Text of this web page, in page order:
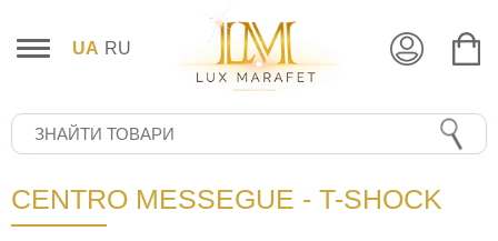
UA RU
CENTRO MESSЕGUE - T-SHOCK